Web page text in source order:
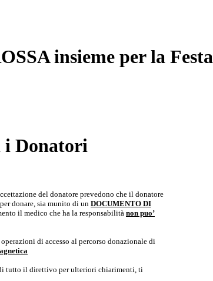
insieme per la Festa
Donatori
del donatore prevedono che il donatore
donare, sia munito di un DOCUMENTO DI
il medico che ha la responsabilità non puo’
di accesso al percorso donazionale di
tutto il direttivo per ulteriori chiarimenti, ti